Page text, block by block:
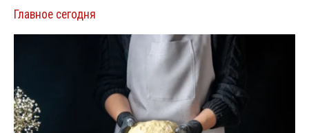
Главное сегодня